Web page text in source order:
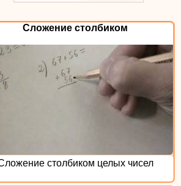
Сложение столбиком
столбиком целых чисел